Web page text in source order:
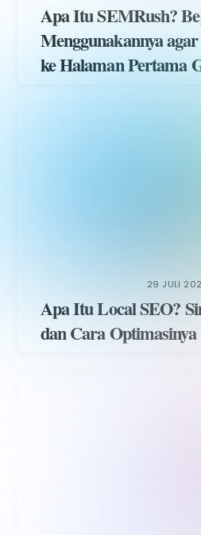
Apa Itu SEMRush?
Menggunakannya
ke Halaman Pertama
29 JULI
Apa Itu Local SEO?
dan Cara Optimasinya